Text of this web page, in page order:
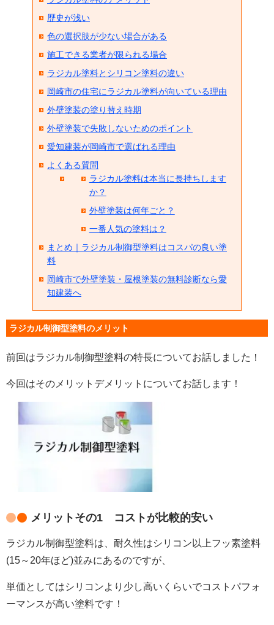
歴史が浅い
色の選択肢が少ない場合がある
施工できる業者が限られる場合
ラジカル塗料とシリコン塗料の違い
岡崎市の住宅にラジカル塗料が向いている理由
外壁塗装の塗り替え時期
外壁塗装で失敗しないためのポイント
愛知建装が岡崎市で選ばれる理由
よくある質問
ラジカル塗料は本当に長持ちします
か？
外壁塗装は何年ごと？
一番人気の塗料は？
まとめ｜ラジカル制御型塗料はコスパの良い塗
料
岡崎市で外壁塗装・屋根塗装の無料診断なら愛
知建装へ
ラジカル制御型塗料のメリット
前回はラジカル制御型塗料の特長についてお話しました！
今回はそのメリットデメリットについてお話します！
メリットその1 コストが比較的安い
ラジカル制御型塗料は、耐久性はシリコン以上フッ素塗料
(15～20年ほど)並みにあるのですが、
単価としてはシリコンより少し高いくらいでコストパフォ
ーマンスが高い塗料です！